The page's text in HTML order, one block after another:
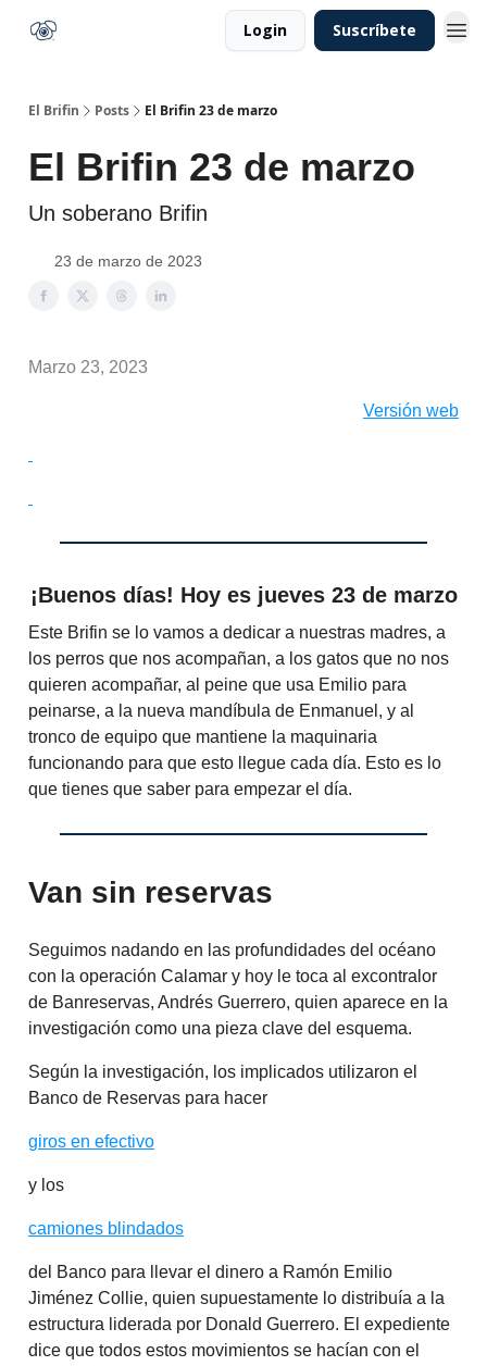
Login Suscríbete
El Brifin Posts El Brifin 23 de marzo
El Brifin 23 de marzo
Un soberano Brifin
23 de marzo de 2023
Marzo 23, 2023
Versión web
¡Buenos días! Hoy es jueves 23 de marzo
Este Brifin se lo vamos a dedicar a nuestras madres, a
los perros que nos acompañan, a los gatos que no nos
quieren acompañar, al peine que usa Emilio para
peinarse, a la nueva mandíbula de Enmanuel, y al
tronco de equipo que mantiene la maquinaria
funcionando para que esto llegue cada día. Esto es lo
que tienes que saber para empezar el día.
Van sin reservas
Seguimos nadando en las profundidades del océano
con la operación Calamar y hoy le toca al excontralor
de Banreservas, Andrés Guerrero, quien aparece en la
investigación como una pieza clave del esquema.
Según la investigación, los implicados utilizaron el
Banco de Reservas para hacer
giros en efectivo
y los
camiones blindados
del Banco para llevar el dinero a Ramón Emilio
Jiménez Collie, quien supuestamente lo distribuía a la
estructura liderada por Donald Guerrero. El expediente
dice que todos estos movimientos se hacían con el